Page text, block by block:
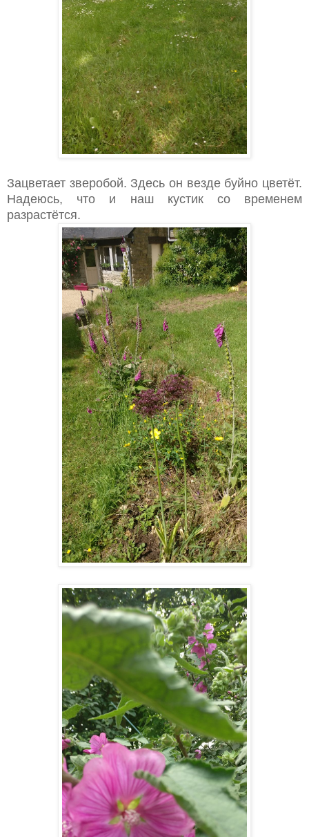
Зацветает зверобой. Здесь он везде буйно цветёт.
Надеюсь, что и наш кустик со временем
разрастётся.